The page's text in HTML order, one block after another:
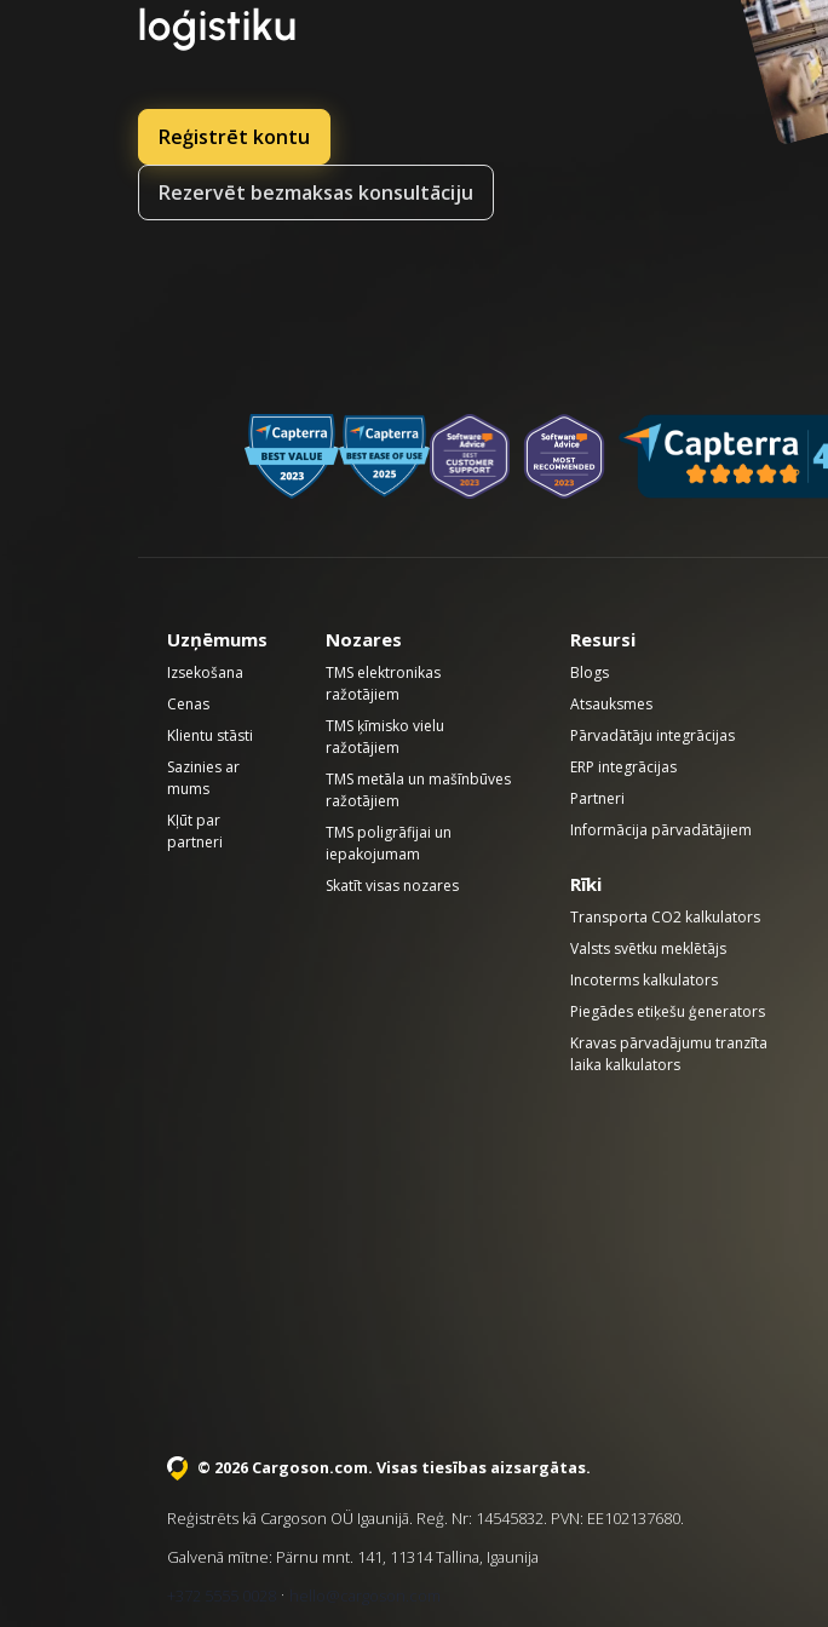
loģistiku
Reģistrēt kontu
Rezervēt bezmaksas konsultāciju
Uzņēmums
Izsekošana
Cenas
Klientu stāsti
Sazinies ar
mums
Kļūt par
partneri
Nozares
TMS elektronikas
ražotājiem
TMS ķīmisko vielu
ražotājiem
TMS metāla un mašīnbūves
ražotājiem
TMS poligrāfijai un
iepakojumam
Skatīt visas nozares
Resursi
Blogs
Atsauksmes
Pārvadātāju integrācijas
ERP integrācijas
Partneri
Informācija pārvadātājiem
Rīki
Transporta CO2 kalkulators
Valsts svētku meklētājs
Incoterms kalkulators
Piegādes etiķešu ģenerators
Kravas pārvadājumu tranzīta
laika kalkulators
© 2026 Cargoson.com. Visas tiesības aizsargātas.
Reģistrēts kā Cargoson OÜ Igaunijā. Reģ. Nr: 14545832. PVN: EE102137680.
Galvenā mītne: Pärnu mnt. 141, 11314 Tallina, Igaunija
+372 5555 0028
· hello@cargoson.com